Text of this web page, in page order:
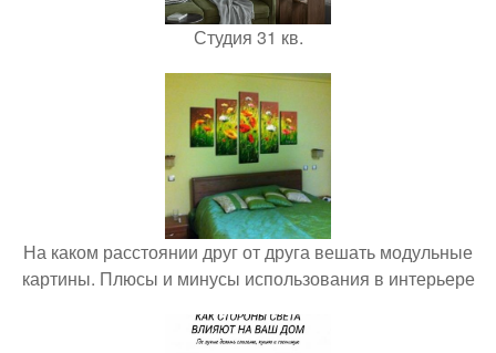
Студия 31 кв.
На каком расстоянии друг от друга вешать модульные
картины. Плюсы и минусы использования в интерьере